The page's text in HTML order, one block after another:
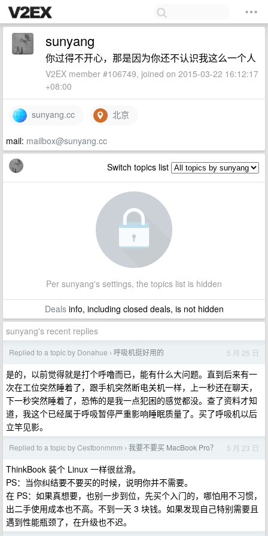
sunyang
你过得不开心，那是因为你还不认识我这么一个人
V2EX member #106749, joined on 2015-03-22 16:12:17
+08:00
sunyang.cc 北京
mail: mailbox@sunyang.cc
Switch topics list
Per sunyang's settings, the topics list is hidden
Dealsinfo, including closed deals, is not hidden
sunyang's recent replies
Replied to a topic by Donahue › 呼吸机挺好用的 5 月 25 日
是的，以前觉得就是打个呼噜而已，能有什么大问题。直到后来有一
次在工位突然睡着了，跟手机突然断电关机一样，上一秒还在聊天，
下一秒突然睡着了，恐怖的是我一点犯困的感觉都没。查了资料才知
道，我这个已经属于呼吸暂停严重影响睡眠质量了。买了呼吸机以后
立竿见影。
Replied to a topic by Cestbonmmm › 我要不要买 MacBook Pro？ 5 月 23 日
ThinkBook 装个 Linux 一样很丝滑。
PS：当你纠结要不要买的时候，说明你并不需要。
在 PS：如果真想要，也别一步到位，先买个入门的，哪怕用不习惯，
出二手使用成本也不高。不到一天 3 块钱。如果发现自己特别需要且
遇到性能瓶颈了，在升级也不迟。